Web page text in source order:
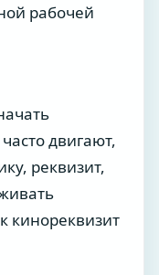
рабочей
двигают,
реквизит,
кинореквизит